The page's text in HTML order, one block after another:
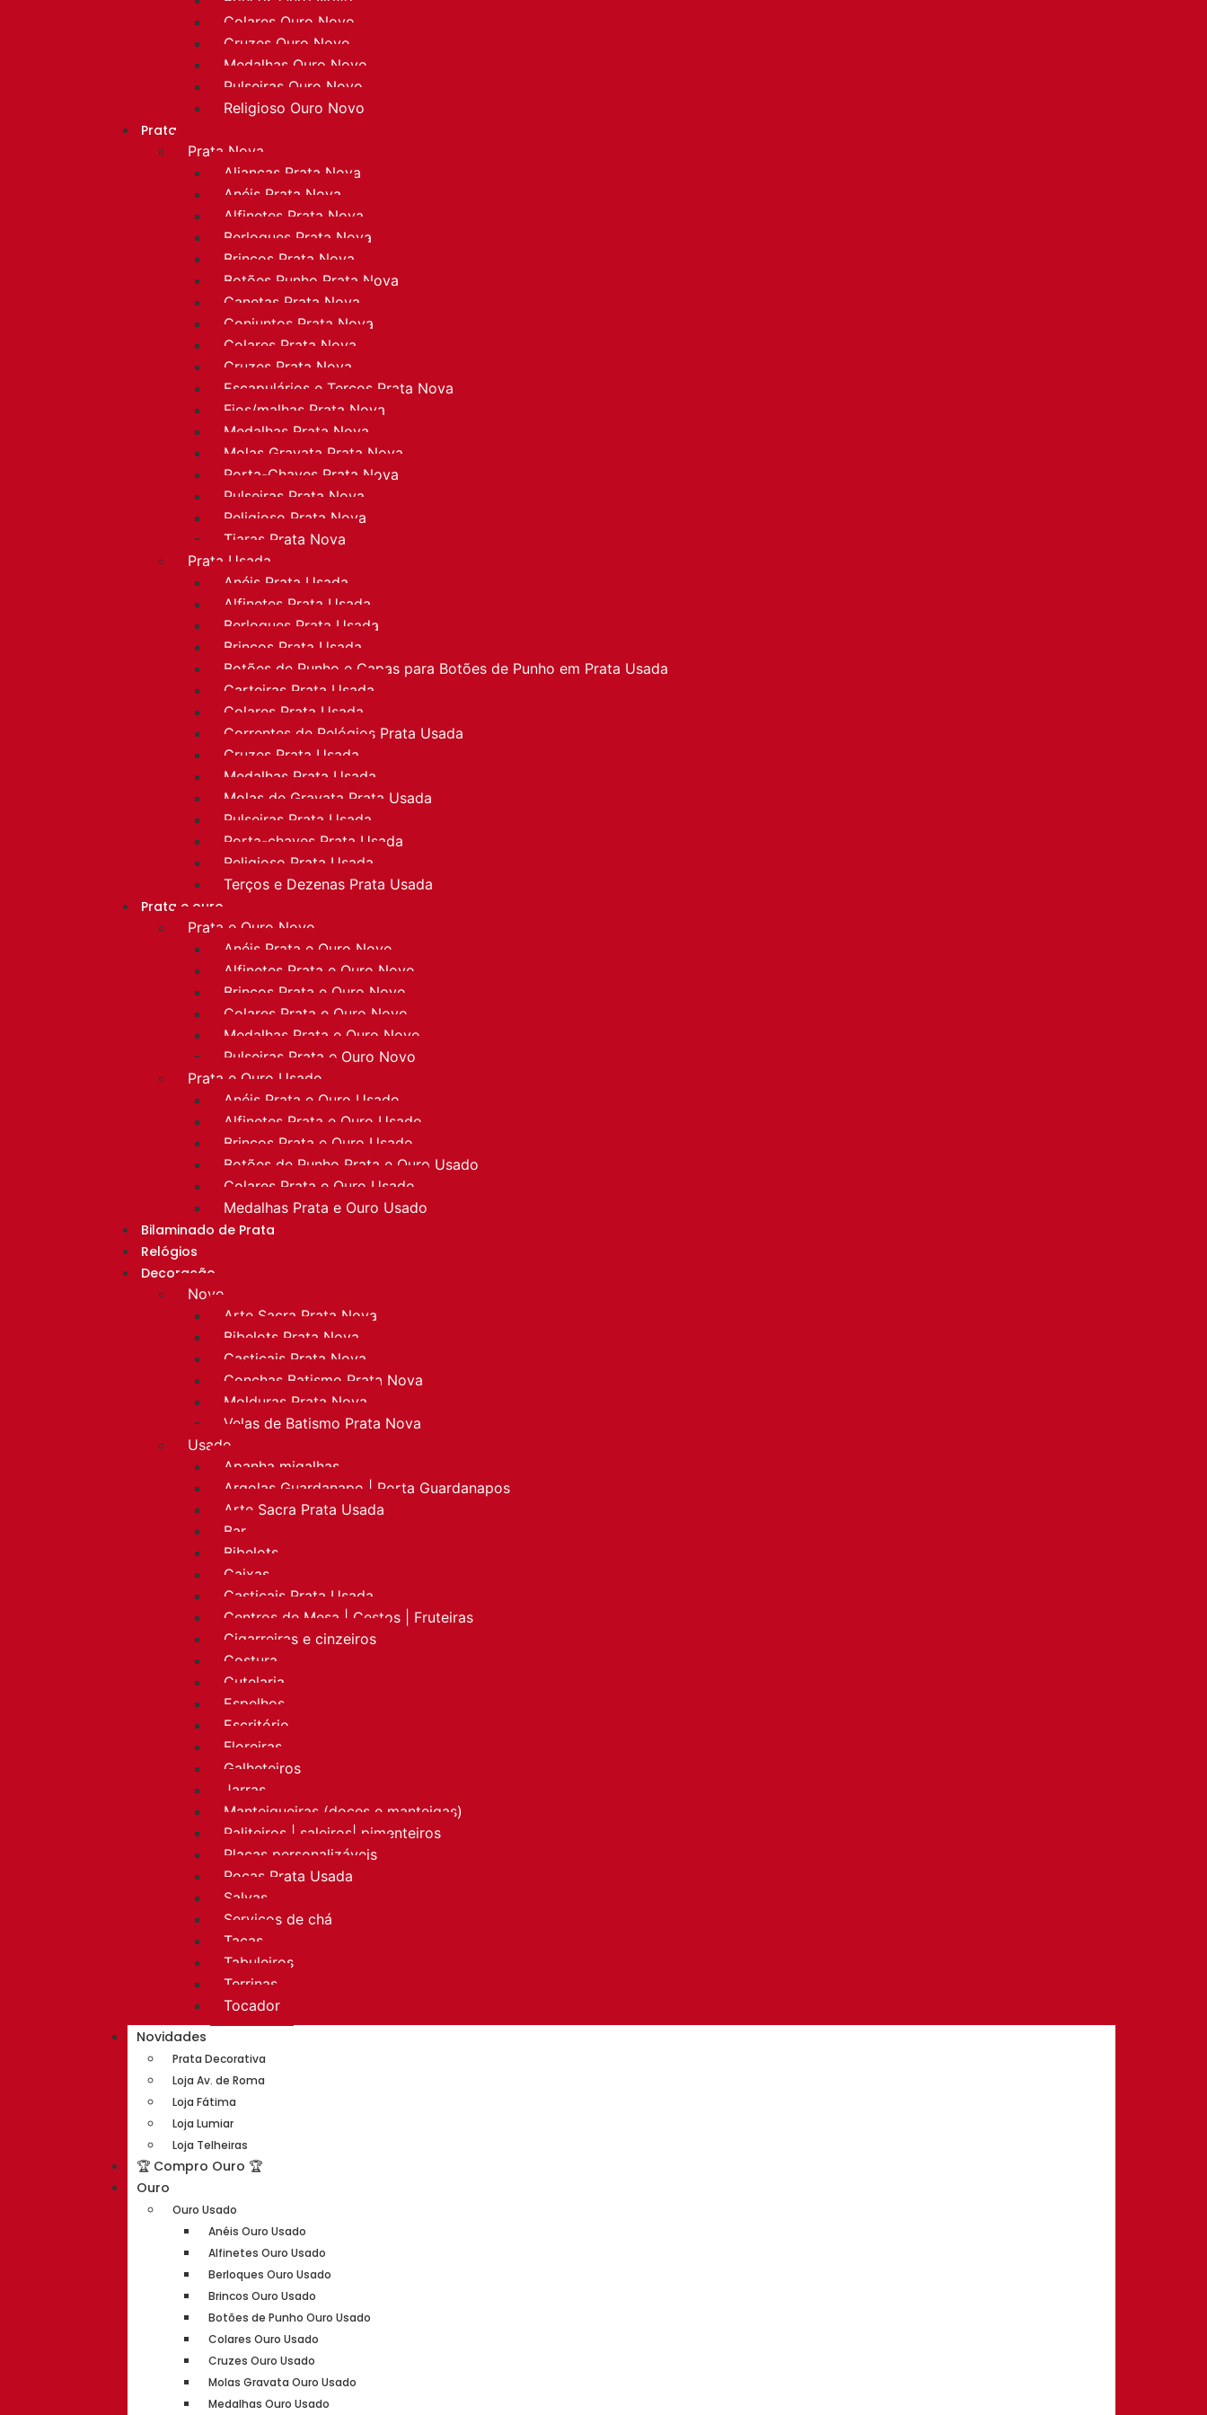
Colares Ouro Novo
Cruzes Ouro Novo
Medalhas Ouro Novo
Pulseiras Ouro Novo
Religioso Ouro Novo
Prata
Prata Nova
Alianças Prata Nova
Anéis Prata Nova
Alfinetes Prata Nova
Berloques Prata Nova
Brincos Prata Nova
Botões Punho Prata Nova
Canetas Prata Nova
Conjuntos Prata Nova
Colares Prata Nova
Cruzes Prata Nova
Escapulários e Terços Prata Nova
Fios/malhas Prata Nova
Medalhas Prata Nova
Molas Gravata Prata Nova
Porta-Chaves Prata Nova
Pulseiras Prata Nova
Religioso Prata Nova
Tiaras Prata Nova
Prata Usada
Anéis Prata Usada
Alfinetes Prata Usada
Berloques Prata Usada
Brincos Prata Usada
Botões de Punho e Capas para Botões de Punho em Prata Usada
Carteiras Prata Usada
Colares Prata Usada
Correntes de Relógios Prata Usada
Cruzes Prata Usada
Medalhas Prata Usada
Molas de Gravata Prata Usada
Pulseiras Prata Usada
Porta-chaves Prata Usada
Religioso Prata Usada
Terços e Dezenas Prata Usada
Prata e ouro
Prata e Ouro Novo
Anéis Prata e Ouro Novo
Alfinetes Prata e Ouro Novo
Brincos Prata e Ouro Novo
Colares Prata e Ouro Novo
Medalhas Prata e Ouro Novo
Pulseiras Prata e Ouro Novo
Prata e Ouro Usado
Anéis Prata e Ouro Usado
Alfinetes Prata e Ouro Usado
Brincos Prata e Ouro Usado
Botões de Punho Prata e Ouro Usado
Colares Prata e Ouro Usado
Medalhas Prata e Ouro Usado
Bilaminado de Prata
Relógios
Decoração
Novo
Arte Sacra Prata Nova
Bibelots Prata Nova
Castiçais Prata Nova
Conchas Batismo Prata Nova
Molduras Prata Nova
Velas de Batismo Prata Nova
Usado
Apanha migalhas
Argolas Guardanapo | Porta Guardanapos
Arte Sacra Prata Usada
Bar
Bibelots
Caixas
Castiçais Prata Usada
Centros de Mesa | Cestos | Fruteiras
Cigarreiras e cinzeiros
Costura
Cutelaria
Espelhos
Escritório
Floreiras
Galheteiros
Jarras
Manteigueiras (doces e manteigas)
Paliteiros | saleiros| pimenteiros
Placas personalizáveis
Rocas Prata Usada
Salvas
Serviços de chá
Taças
Tabuleiros
Terrinas
Tocador
Novidades
Prata Decorativa
Loja Av. de Roma
Loja Fátima
Loja Lumiar
Loja Telheiras
🏆 Compro Ouro 🏆
Ouro
Ouro Usado
Anéis Ouro Usado
Alfinetes Ouro Usado
Berloques Ouro Usado
Brincos Ouro Usado
Botões de Punho Ouro Usado
Colares Ouro Usado
Cruzes Ouro Usado
Molas Gravata Ouro Usado
Medalhas Ouro Usado